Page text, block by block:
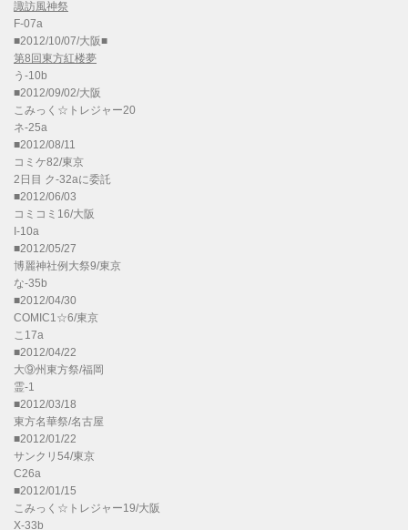
諏訪風神祭
F-07a
■2012/10/07/大阪■
第8回東方紅楼夢
う-10b
■2012/09/02/大阪
こみっく☆トレジャー20
ネ-25a
■2012/08/11
コミケ82/東京
2日目 ク-32aに委託
■2012/06/03
コミコミ16/大阪
I-10a
■2012/05/27
博麗神社例大祭9/東京
な-35b
■2012/04/30
COMIC1☆6/東京
こ17a
■2012/04/22
大⑨州東方祭/福岡
霊-1
■2012/03/18
東方名華祭/名古屋
■2012/01/22
サンクリ54/東京
C26a
■2012/01/15
こみっく☆トレジャー19/大阪
X-33b